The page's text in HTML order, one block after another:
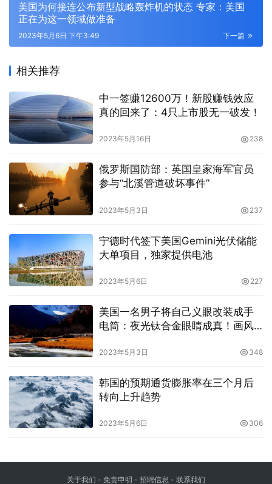
美国为何接连公布新型战略轰炸机的状态 专家：美国
正在为这一领域做准备
下一篇
2023年5月6日 下午3:49
相关推荐
中一签赚12600万！新股赚钱效应
真的回来了：4只上市股无一破发！
2023年5月16日 238
俄罗斯国防部：英国皇家海军官员
参与“北溪管道破坏事件”
2023年5月3日 237
宁德时代签下美国Gemini光伏储能
大单项目，独家提供电池
2023年5月6日 227
美国一名男子将自己义眼改装成手
电筒：夜光钛合金眼睛成真！画风
2023年5月3日 348
韩国的预期通货膨胀率在三个月后
转向上升趋势
2023年5月6日 306
关于我们 - 免责申明 - 招聘信息 - 联系我们